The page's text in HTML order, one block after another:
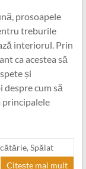
prosoapele
treburile
interiorul. Prin
ca acestea să
și
cum să
principalele
, Spălat
Citește mai mult